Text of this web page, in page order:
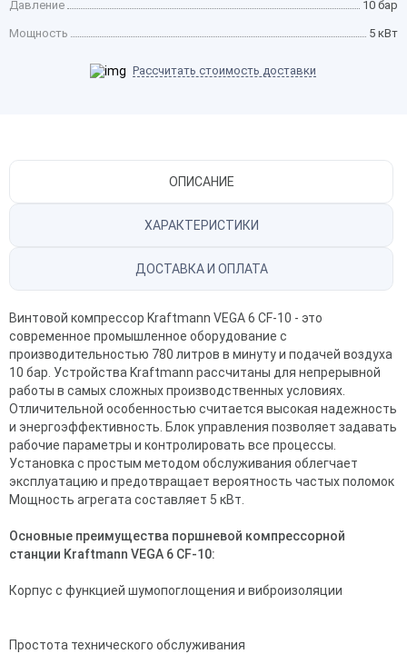
Давление 10 бар
Мощность 5 кВт
Рассчитать стоимость доставки
ОПИСАНИЕ
ХАРАКТЕРИСТИКИ
ДОСТАВКА И ОПЛАТА
Винтовой компрессор Kraftmann VEGA 6 CF-10 - это
современное промышленное оборудование с
производительностью 780 литров в минуту и подачей воздуха
10 бар. Устройства Kraftmann рассчитаны для непрерывной
работы в самых сложных производственных условиях.
Отличительной особенностью считается высокая надежность
и энергоэффективность. Блок управления позволяет задавать
рабочие параметры и контролировать все процессы.
Установка с простым методом обслуживания облегчает
эксплуатацию и предотвращает вероятность частых поломок
Мощность агрегата составляет 5 кВт.
Основные преимущества поршневой компрессорной
станции Kraftmann VEGA 6 CF-10:
Корпус с функцией шумопоглощения и виброизоляции
Простота технического обслуживания